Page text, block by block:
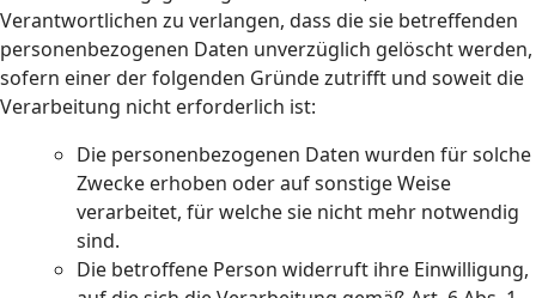
Verantwortlichen zu verlangen, dass die sie betreffenden
personenbezogenen Daten unverzüglich gelöscht werden,
sofern einer der folgenden Gründe zutrifft und soweit die
Verarbeitung nicht erforderlich ist:
Die personenbezogenen Daten wurden für solche
Zwecke erhoben oder auf sonstige Weise
verarbeitet, für welche sie nicht mehr notwendig
sind.
Die betroffene Person widerruft ihre Einwilligung,